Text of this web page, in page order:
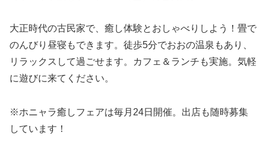
大正時代の古民家で、癒し体験とおしゃべりしよう！畳で
のんびり昼寝もできます。徒歩5分でおおの温泉もあり、
リラックスして過ごせます。カフェ＆ランチも実施。気軽
に遊びに来てください。
※ホニャラ癒しフェアは毎月24日開催。出店も随時募集
しています！